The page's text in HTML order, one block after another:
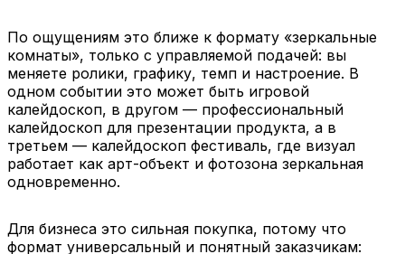
По ощущениям это ближе к формату «зеркальные
комнаты», только с управляемой подачей: вы
меняете ролики, графику, темп и настроение. В
одном событии это может быть игровой
калейдоскоп, в другом — профессиональный
калейдоскоп для презентации продукта, а в
третьем — калейдоскоп фестиваль, где визуал
работает как арт-объект и фотозона зеркальная
одновременно.
Для бизнеса это сильная покупка, потому что
формат универсальный и понятный заказчикам: